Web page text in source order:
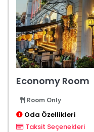
Economy Room
Room Only
Oda Özellikleri
Taksit Seçenekleri